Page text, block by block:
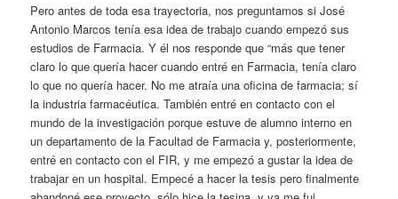
Pero antes de toda esa trayectoria, nos preguntamos si José
Antonio Marcos tenía esa idea de trabajo cuando empezó sus
estudios de Farmacia. Y él nos responde que “más que tener
claro lo que quería hacer cuando entré en Farmacia, tenía claro
lo que no quería hacer. No me atraía una oficina de farmacia; sí
la industria farmacéutica. También entré en contacto con el
mundo de la investigación porque estuve de alumno interno en
un departamento de la Facultad de Farmacia y, posteriormente,
entré en contacto con el FIR, y me empezó a gustar la idea de
trabajar en un hospital. Empecé a hacer la tesis pero finalmente